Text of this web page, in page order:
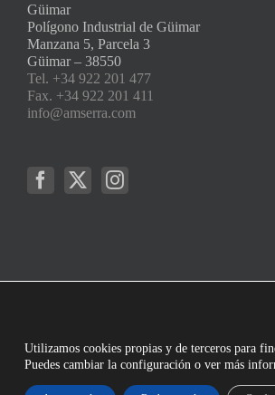
Güimar
Polígono Industrial de Güimar
Manzana 5, Parcela 3
Güimar – 38550
Tel. +34 922 201 477
Fax. +34 922 201 411
info@amserra.com
Utilizamos cookies propias y de terceros para
Puedes cambiar la configuración o ver más